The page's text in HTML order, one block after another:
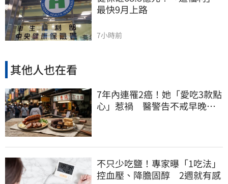
最快9月上路
7小時前
其他人也在看
7年內連罹2癌！她「愛吃3款點
心」惹禍 醫警告不戒早晚有
不只少吃鹽！專家曝「1吃法」
控血壓、降膽固醇 2週就有感